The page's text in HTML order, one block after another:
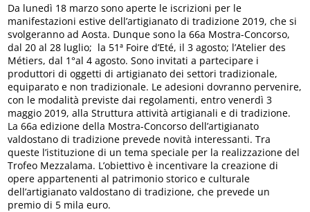
Da lunedì 18 marzo sono aperte le iscrizioni per le
manifestazioni estive dell’artigianato di tradizione 2019, che si
svolgeranno ad Aosta. Dunque sono la 66a Mostra-Concorso,
dal 20 al 28 luglio; la 51ª Foire d’Eté, il 3 agosto; l’Atelier des
Métiers, dal 1°al 4 agosto. Sono invitati a partecipare i
produttori di oggetti di artigianato dei settori tradizionale,
equiparato e non tradizionale. Le adesioni dovranno pervenire,
con le modalità previste dai regolamenti, entro venerdì 3
maggio 2019, alla Struttura attività artigianali e di tradizione.
La 66a edizione della Mostra-Concorso dell’artigianato
valdostano di tradizione prevede novità interessanti. Tra
queste l’istituzione di un tema speciale per la realizzazione del
Trofeo Mezzalama. L’obiettivo è incentivare la creazione di
opere appartenenti al patrimonio storico e culturale
dell’artigianato valdostano di tradizione, che prevede un
premio di 5 mila euro.